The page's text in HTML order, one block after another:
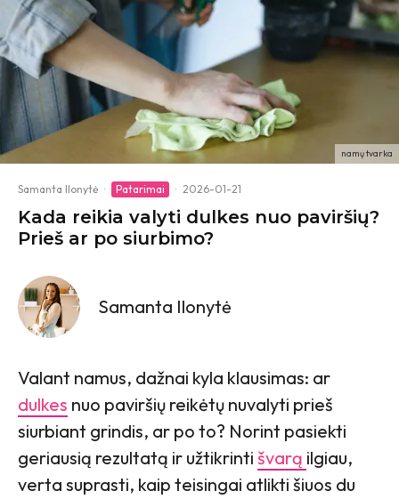
namų tvarka
Samanta Ilonytė · Patarimai · 2026-01-21
Kada reikia valyti dulkes nuo paviršių?
Prieš ar po siurbimo?
Samanta Ilonytė
Valant namus, dažnai kyla klausimas: ar
dulkes nuo paviršių reikėtų nuvalyti prieš
siurbiant grindis, ar po to? Norint pasiekti
geriausią rezultatą ir užtikrinti švarą ilgiau,
verta suprasti, kaip teisingai atlikti šiuos du